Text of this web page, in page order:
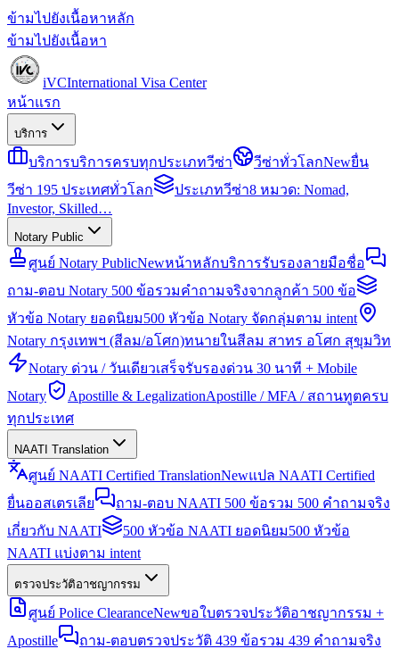
ข้ามไปยังเนื้อหาหลัก
ข้ามไปยังเนื้อหา
iVCInternational Visa Center
หน้าแรก
บริการ
บริการบริการครบทุกประเภทวีซ่า วีซ่าทั่วโลกNewยื่น
วีซ่า 195 ประเทศทั่วโลก
ประเภทวีซ่า8 หมวด: Nomad,
Investor, Skilled…
Notary Public
ศูนย์ Notary PublicNewหน้าหลักบริการรับรองลายมือชื่อ
ถาม-ตอบ Notary 500 ข้อรวมคำถามจริงจากลูกค้า 500 ข้อ
หัวข้อ Notary ยอดนิยม500 หัวข้อ Notary จัดกลุ่มตาม intent
Notary กรุงเทพฯ (สีลม/อโศก)ทนายในสีลม สาทร อโศก สุขุมวิท
Notary ด่วน / วันเดียวเสร็จรับรองด่วน 30 นาที + Mobile
Notary
Apostille & LegalizationApostille / MFA / สถานทูตครบ
ทุกประเทศ
NAATI Translation
ศูนย์ NAATI Certified TranslationNewแปล NAATI Certified
ยื่นออสเตรเลีย
ถาม-ตอบ NAATI 500 ข้อรวม 500 คำถามจริง
เกี่ยวกับ NAATI
500 หัวข้อ NAATI ยอดนิยม500 หัวข้อ
NAATI แบ่งตาม intent
ตรวจประวัติอาชญากรรม
ศูนย์ Police ClearanceNewขอใบตรวจประวัติอาชญากรรม +
Apostille
ถาม-ตอบตรวจประวัติ 439 ข้อรวม 439 คำถามจริง